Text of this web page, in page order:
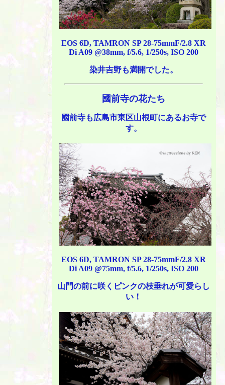
EOS 6D, TAMRON SP 28-75mmF/2.8 XR
Di A09 @38mm, f/5.6, 1/250s, ISO 200
染井吉野も満開でした。
國前寺の花たち
國前寺も広島市東区山根町にあるお寺で
す。
EOS 6D, TAMRON SP 28-75mmF/2.8 XR
Di A09 @75mm, f/5.6, 1/250s, ISO 200
山門の前に咲くピンクの枝垂れが可愛らし
い！